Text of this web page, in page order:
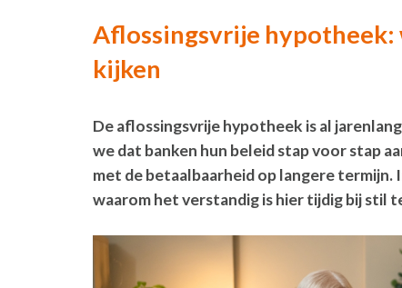
Aflossingsvrije hypotheek:
kijken
De aflossingsvrije hypotheek is al
we dat banken hun beleid stap voor stap
met de betaalbaarheid op langere
waarom het verstandig is hier tijdig bij stil